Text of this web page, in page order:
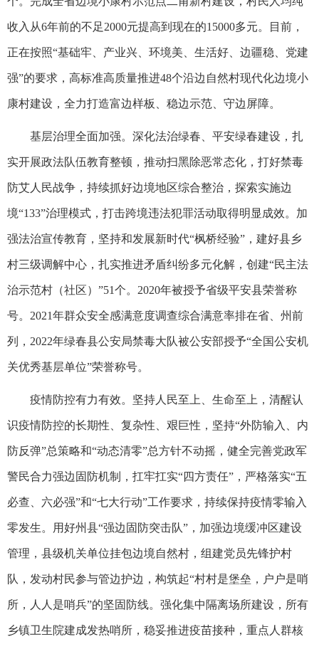
收入从6年前的不足2000元提高到现在的15000多元。目前，
正在按照“基础牢、产业兴、环境美、生活好、边疆稳、党建
强”的要求，高标准高质量推进48个沿边自然村现代化边境小
康村建设，全力打造富边样板、稳边示范、守边屏障。
基层治理全面加强。深化法治绿春、平安绿春建设，扎
实开展政法队伍教育整顿，推动扫黑除恶常态化，打好禁毒
防艾人民战争，持续抓好边境地区综合整治，探索实施边
境“133”治理模式，打击跨境违法犯罪活动取得明显成效。加
强法治宣传教育，坚持和发展新时代“枫桥经验”，建好县乡
村三级调解中心，扎实推进矛盾纠纷多元化解，创建“民主法
治示范村（社区）”51个。2020年被授予省级平安县荣誉称
号。2021年群众安全感满意度调查综合满意率排在省、州前
列，2022年绿春县公安局禁毒大队被公安部授予“全国公安机
关优秀基层单位”荣誉称号。
疫情防控有力有效。坚持人民至上、生命至上，清醒认
识疫情防控的长期性、复杂性、艰巨性，坚持“外防输入、内
防反弹”总策略和“动态清零”总方针不动摇，健全完善党政军
警民合力强边固防机制，扛牢扛实“四方责任”，严格落实“五
必查、六必强”和“七大行动”工作要求，持续保持疫情零输入
零发生。用好州县“强边固防突击队”，加强边境缓冲区建设
管理，县级机关单位挂包边境自然村，组建党员先锋护村
队，发动村民参与管边护边，构筑起“村村是堡垒，户户是哨
所，人人是哨兵”的坚固防线。强化集中隔离场所建设，所有
乡镇卫生院建成发热哨所，稳妥推进疫苗接种，重点人群核